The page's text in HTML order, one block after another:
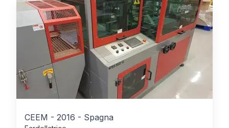
CEEM - 2016 - Spagna